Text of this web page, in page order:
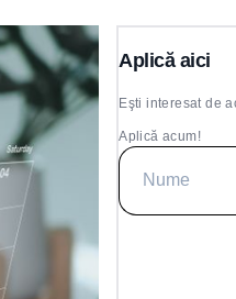
Aplică aici
Eşti interesat de
Aplică acum!